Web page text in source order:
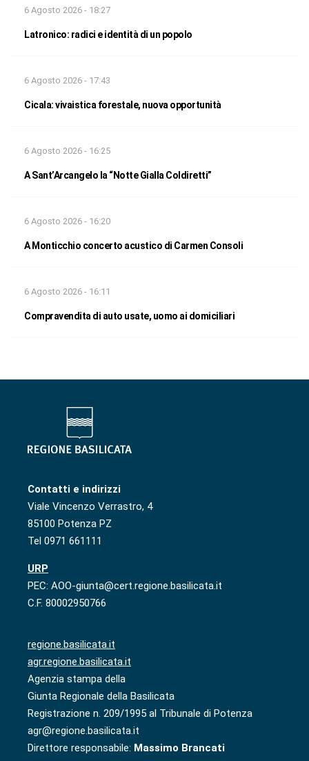
6 Agosto 2026 - 18:27
Latronico: radici e identità di un popolo
6 Agosto 2026 - 17:43
Cicala: vivaistica forestale, nuova opportunità
6 Agosto 2026 - 16:25
A Sant’Arcangelo la “Notte Gialla Coldiretti”
6 Agosto 2026 - 16:20
A Monticchio concerto acustico di Carmen Consoli
6 Agosto 2026 - 16:11
Compravendita di auto usate, uomo ai domiciliari
Contatti e indirizzi
Viale Vincenzo Verrastro, 4
85100 Potenza PZ
Tel 0971 661111
URP
PEC: AOO-giunta@cert.regione.basilicata.it
C.F. 80002950766
regione.basilicata.it
agr.regione.basilicata.it
Agenzia stampa della
Giunta Regionale della Basilicata
Registrazione n. 209/1995 al Tribunale di Potenza
agr@regione.basilicata.it
Direttore responsabile: Massimo Brancati